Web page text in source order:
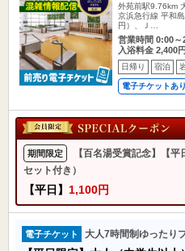
外苑前駅9.76km
京浜急行線 平和
円）、Ｊ…
営業時間 0:00～
入浴料金 2,400
日帰り 宿泊
電子チケットあり
期間限定
【百名湯受賞記念】【
セット付き）
【平日】 1,100円
電子チケット 大人7時間制ゆったり